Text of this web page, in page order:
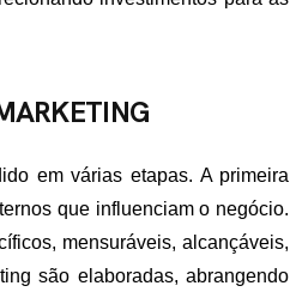
em várias etapas. A primeira
que influenciam o negócio.
mensuráveis, alcançáveis,
são elaboradas, abrangendo